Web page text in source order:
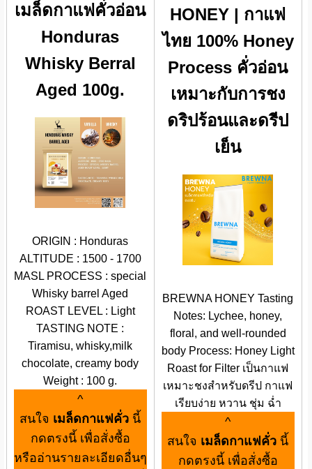
เมล็ดกาแฟคั่วอ่อน
Honduras
Whisky Berral
Aged 100g.
ORIGIN : Honduras
ALTITUDE : 1500 - 1700
MASL PROCESS : special
Whisky barrel Aged
ROAST LEVEL : Light
TASTING NOTE :
Tiramisu, whisky,milk
chocolate, creamy body
Weight : 100 g.
^
สนใจ เมล็ดกาแฟคั่ว นี้
กดตรงนี้ เพื่อสั่งซื้อ
หรืออ่านรายละเอียดอื่นๆ
HONEY | กาแฟ
ไทย 100% Honey
Process คั่วอ่อน
เหมาะกับการชง
ดริปร้อนและดรีป
เย็น
BREWNA HONEY Tasting
Notes: Lychee, honey,
floral, and well-rounded
body Process: Honey Light
Roast for Filter เป็นกาแฟ
เหมาะชงสำหรับดรีป กาแฟ
เรียบง่าย หวาน ชุ่ม ฉ่ำ
^
สนใจ เมล็ดกาแฟคั่ว นี้
กดตรงนี้ เพื่อสั่งซื้อ